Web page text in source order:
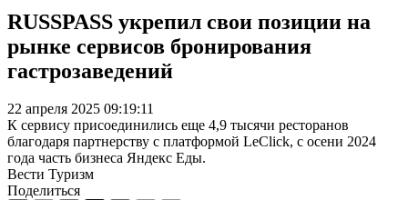
RUSSPASS укрепил свои позиции на
рынке сервисов бронирования
гастрозаведений
22 апреля 2025 09:19:11
К сервису присоединились еще 4,9 тысячи ресторанов
благодаря партнерству с платформой LeClick, с осени 2024
года часть бизнеса Яндекс Еды.
Вести Туризм
Поделиться